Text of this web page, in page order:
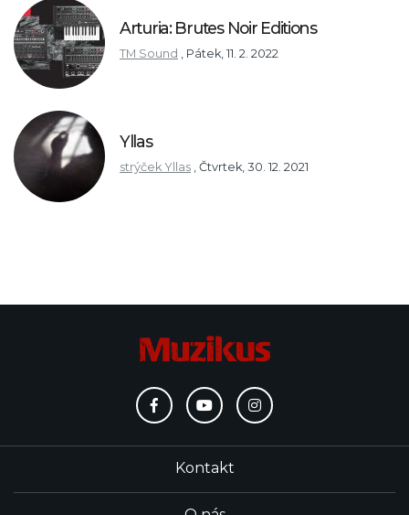
Arturia: Brutes Noir Editions
TM Sound Pátek, 11. 2. 2022
Yllas
strýček Yllas Čtvrtek, 30. 12. 2021
Kontakt